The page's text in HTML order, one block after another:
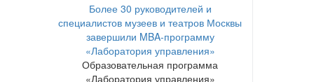
Более 30 руководителей и
специалистов музеев и театров Москвы
завершили MBA-программу
«Лаборатория управления»
Образовательная программа
«Лаборатория управления»